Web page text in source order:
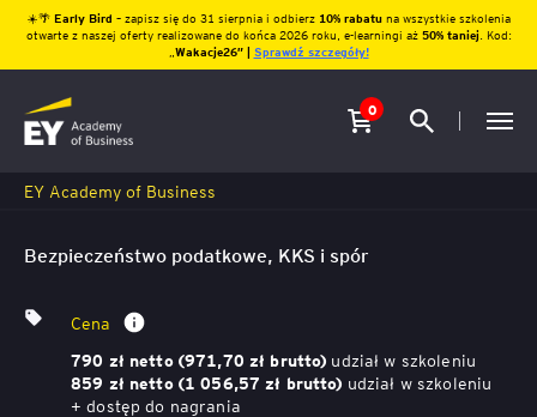
☀️🌴 Early Bird – zapisz się do 31 sierpnia i odbierz10% rabatu na wszystkie szkolenia
otwarte z naszej oferty realizowane do końca 2026 roku, e-learningi aż 50% taniej. Kod:
Wakacje26″ | Sprawdź szczegóły!
0
EY Academy of Business
Bezpieczeństwo podatkowe, KKS i spór
Cena
790 zł netto (971,70 zł brutto) udział w szkoleniu
859 zł netto (1 056,57 zł brutto) udział w szkoleniu
+ dostęp do nagrania